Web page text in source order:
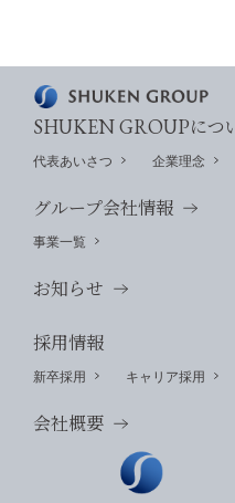
SHUKEN GROUPにつ
代表あいさつ 企業理念
グループ会社情報
事業一覧
お知らせ
採用情報
新卒採用 キャリア採用
会社概要